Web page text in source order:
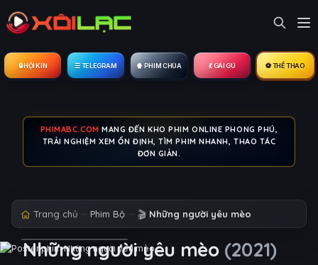
🔒︎ HỘI KÍN ☰ TELEGRAM 🍿 PHIM CHÙA 💃 GÁI GÚ ⚽ THỂ THAO
PHIMABC.COM MANG ĐẾN KHO PHIM ONLINE PHONG PHÚ,
TRẢI NGHIỆM XEM ỔN ĐỊNH, TÌM PHIM NHANH, THAO TÁC
ĐƠN GIẢN.
Trang chủ Phim Bộ 🎬 Những người yêu mèo
Những người yêu mèo (2021)